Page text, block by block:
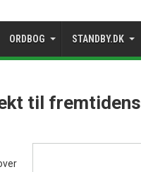
ORDBOG STANDBY.DK
til fremtidens